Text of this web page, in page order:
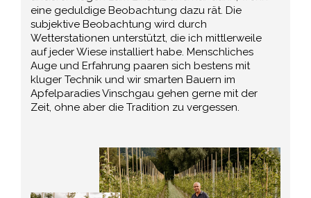
eine geduldige Beobachtung dazu rät. Die
subjektive Beobachtung wird durch
Wetterstationen unterstützt, die ich mittlerweile
auf jeder Wiese installiert habe. Menschliches
Auge und Erfahrung paaren sich bestens mit
kluger Technik und wir smarten Bauern im
Apfelparadies Vinschgau gehen gerne mit der
Zeit, ohne aber die Tradition zu vergessen.